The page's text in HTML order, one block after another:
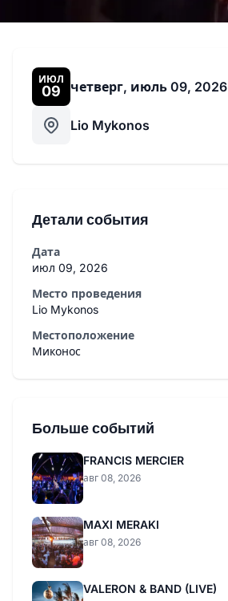
ИЮЛ
09 четверг, июль 09, 2026
Lio Mykonos
Детали события
Дата
июл 09, 2026
Место проведения
Lio Mykonos
Местоположение
Миконос
Больше событий
FRANCIS MERCIER
авг 08, 2026
MAXI MERAKI
авг 08, 2026
VALERON & BAND (LIVE)